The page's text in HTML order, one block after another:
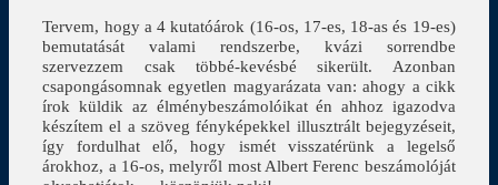
Tervem, hogy a 4 kutatóárok (16-os, 17-es, 18-as és 19-es)
bemutatását valami rendszerbe, kvázi sorrendbe
szervezzem csak többé-kevésbé sikerült. Azonban
csapongásomnak egyetlen magyarázata van: ahogy a cikk
írok küldik az élménybeszámolóikat én ahhoz igazodva
készítem el a szöveg fényképekkel illusztrált bejegyzéseit,
így fordulhat elő, hogy ismét visszatérünk a legelső
árokhoz, a 16-os, melyről most Albert Ferenc beszámolóját